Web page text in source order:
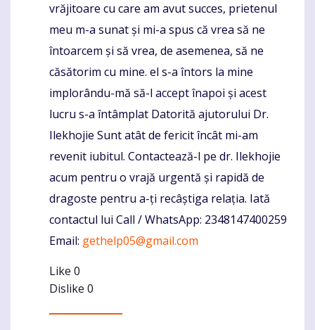
vrăjitoare cu care am avut succes, prietenul
meu m-a sunat și mi-a spus că vrea să ne
întoarcem și să vrea, de asemenea, să ne
căsătorim cu mine. el s-a întors la mine
implorându-mă să-l accept înapoi și acest
lucru s-a întâmplat Datorită ajutorului Dr.
Ilekhojie Sunt atât de fericit încât mi-am
revenit iubitul. Contactează-l pe dr. Ilekhojie
acum pentru o vrajă urgentă și rapidă de
dragoste pentru a-ți recâștiga relația. Iată
contactul lui Call / WhatsApp: 2348147400259
Email: gethelp05@gmail.com
Like 0
Dislike 0